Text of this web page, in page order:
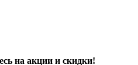
на акции и скидки!